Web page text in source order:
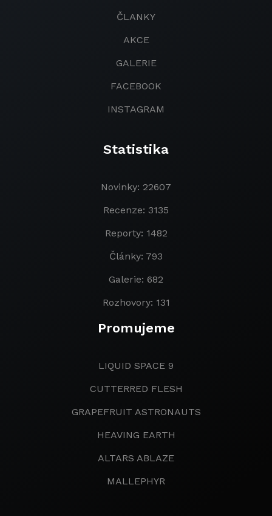
ČLANKY
AKCE
GALERIE
FACEBOOK
INSTAGRAM
Statistika
Novinky: 22607
Recenze: 3135
Reporty: 1482
Články: 793
Galerie: 682
Rozhovory: 131
Promujeme
LIQUID SPACE 9
CUTTERRED FLESH
GRAPEFRUIT ASTRONAUTS
HEAVING EARTH
ALTARS ABLAZE
MALLEPHYR